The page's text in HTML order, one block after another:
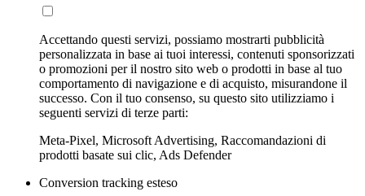
Accettando questi servizi, possiamo mostrarti pubblicità
personalizzata in base ai tuoi interessi, contenuti sponsorizzati
o promozioni per il nostro sito web o prodotti in base al tuo
comportamento di navigazione e di acquisto, misurandone il
successo. Con il tuo consenso, su questo sito utilizziamo i
seguenti servizi di terze parti:
Meta-Pixel, Microsoft Advertising, Raccomandazioni di
prodotti basate sui clic, Ads Defender
Conversion tracking esteso